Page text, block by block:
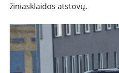
žiniasklaidos atstovų.